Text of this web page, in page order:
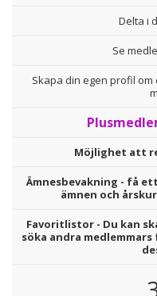
Delta i
Se
Skapa din egen profil
Möjlighet att
Ämnesbevakning - få
ämnen och
Favoritlistor - Du kan
söka andra